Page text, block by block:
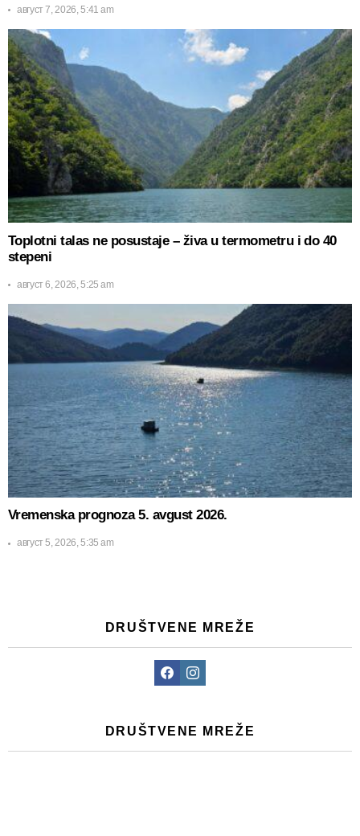
август 7, 2026, 5:41 am
Toplotni talas ne posustaje – živa u termometru i do 40
stepeni
август 6, 2026, 5:25 am
Vremenska prognoza 5. avgust 2026.
август 5, 2026, 5:35 am
DRUŠTVENE MREŽE
FacebookInstagram
DRUŠTVENE MREŽE